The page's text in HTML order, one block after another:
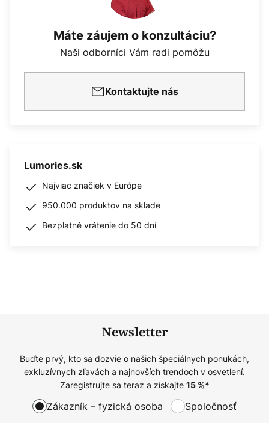
Máte záujem o konzultáciu?
Naši odborníci Vám radi pomôžu
Kontaktujte nás
Lumories.sk
Najviac značiek v Európe
950.000 produktov na sklade
Bezplatné vrátenie do 50 dní
Newsletter
Buďte prvý, kto sa dozvie o našich špeciálnych ponukách,
exkluzívnych zľavách a najnovších trendoch v osvetlení.
Zaregistrujte sa teraz a získajte 15%*
Zákazník – fyzická osoba Spoločnosť